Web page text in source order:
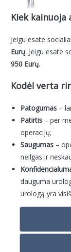
Kiek kainuoja
Jeigu esate
Eurų. Jeigu esate
950 Eurų.
Kodėl verta
Patogumas –
Patirtis – per
operacijų;
Saugumas –
neilgas ir
dauguma
urologą yra